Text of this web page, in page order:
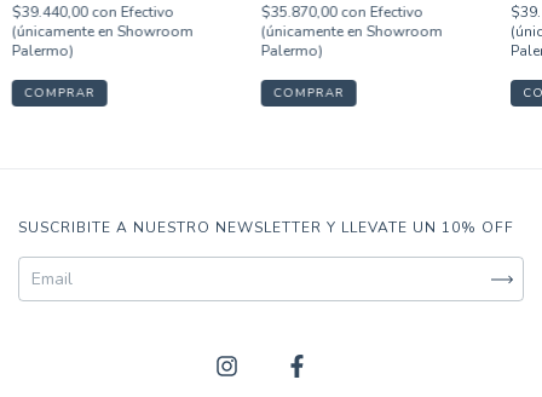
$39.440,00con Efectivo
(únicamente en Showroom
Palermo)
COMPRAR
$35.870,00con Efectivo
(únicamente en Showroom
Palermo)
COMPRAR
SUSCRIBITE A NUESTRO NEWSLETTER Y LLEVATE UN 10% OFF